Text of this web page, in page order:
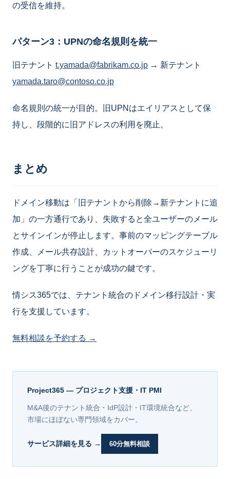
の受信を維持。
パターン3：UPNの命名規則を統一
旧テナント t.yamada@fabrikam.co.jp → 新テナント
yamada.taro@contoso.co.jp
命名規則の統一が目的。旧UPNはエイリアスとして保
持し、段階的に旧アドレスの利用を廃止。
まとめ
ドメイン移動は「旧テナントから削除→新テナントに追
加」の一方通行であり、失敗すると全ユーザーのメール
とサインインが停止します。事前のマッピングテーブル
作成、メール共存設計、カットオーバーのスケジューリ
ングを丁寧に行うことが成功の鍵です。
情シス365では、テナント統合のドメイン移行設計・実
行を支援しています。
無料相談を予約する →
Project365 — プロジェクト支援・IT PMI
M&A後のテナント統合・IdP設計・IT環境統合など、
市場にほぼない専門領域をカバー。
サービス詳細を見る → 60分無料相談